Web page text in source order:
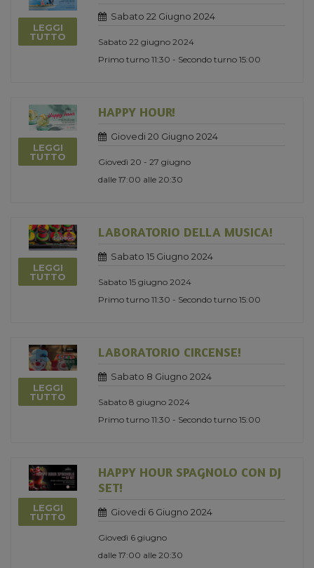
LEGGI
TUTTO
Sabato 22 Giugno 2024
Sabato 22 giugno 2024
Primo turno 11:30 - Secondo turno 15:00
LEGGI
TUTTO
HAPPY HOUR!
Giovedi 20 Giugno 2024
Giovedì 20 - 27 giugno
dalle 17:00 alle 20:30
LEGGI
TUTTO
LABORATORIO DELLA MUSICA!
Sabato 15 Giugno 2024
Sabato 15 giugno 2024
Primo turno 11:30 - Secondo turno 15:00
LEGGI
TUTTO
LABORATORIO CIRCENSE!
Sabato 8 Giugno 2024
Sabato 8 giugno 2024
Primo turno 11:30 - Secondo turno 15:00
LEGGI
TUTTO
HAPPY HOUR SPAGNOLO CON DJ
SET!
Giovedi 6 Giugno 2024
Giovedì 6 giugno
dalle 17:00 alle 20:30